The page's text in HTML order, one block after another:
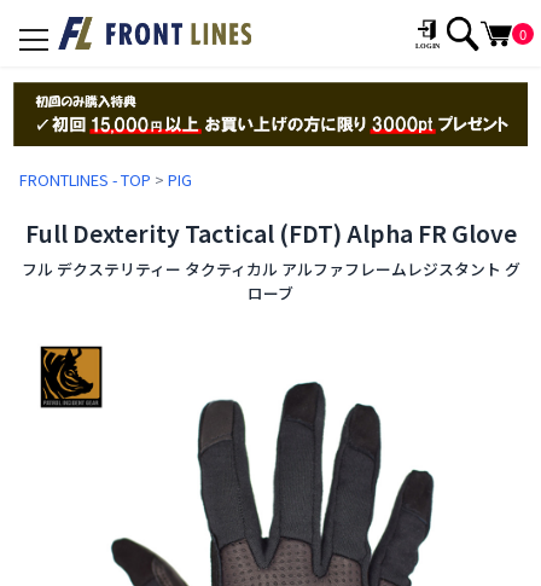
toggle
navigation
0
FRONTLINES - TOP > PIG
Full Dexterity Tactical (FDT) Alpha FR Glove
フル デクステリティー タクティカル アルファフレームレジスタント グ
ローブ